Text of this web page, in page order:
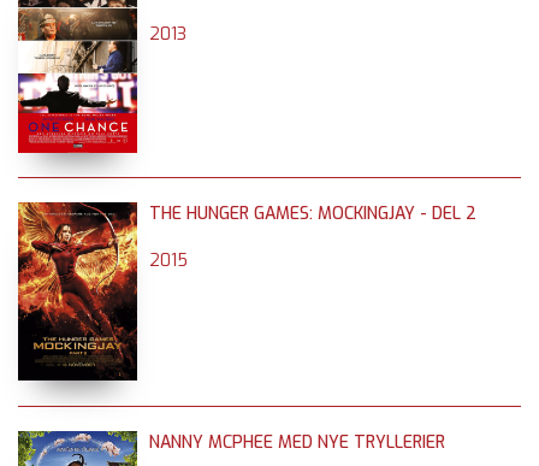
2013
THE HUNGER GAMES: MOCKINGJAY - DEL 2
2015
NANNY MCPHEE MED NYE TRYLLERIER